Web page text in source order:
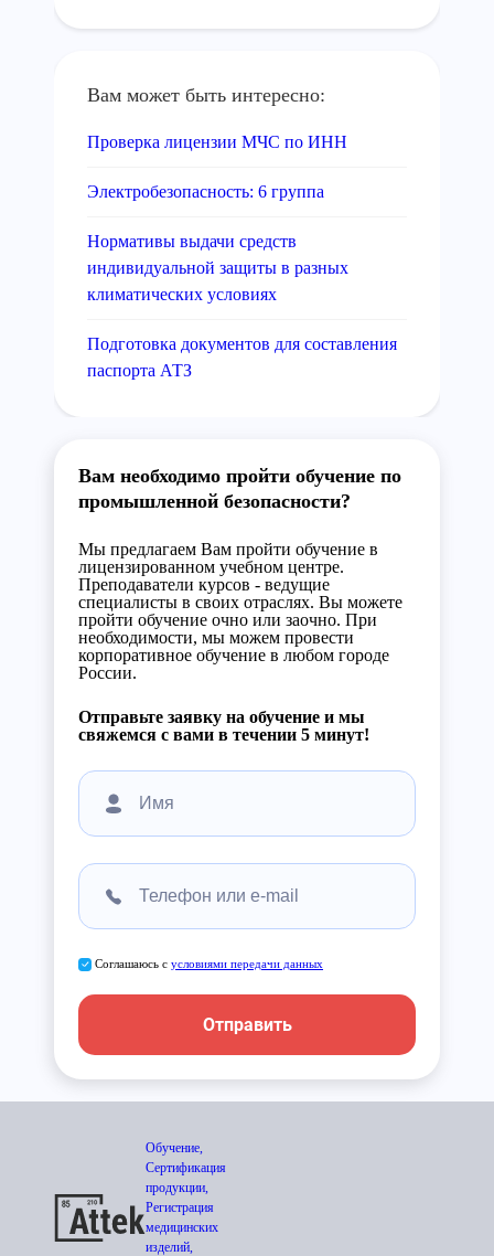
Вам может быть интересно:
Проверка лицензии МЧС по ИНН
Электробезопасность: 6 группа
Нормативы выдачи средств
индивидуальной защиты в разных
климатических условиях
Подготовка документов для составления
паспорта АТЗ
Вам необходимо пройти обучение по
промышленной безопасности?
Мы предлагаем Вам пройти обучение в
лицензированном учебном центре.
Преподаватели курсов - ведущие
специалисты в своих отраслях. Вы можете
пройти обучение очно или заочно. При
необходимости, мы можем провести
корпоративное обучение в любом городе
России.
Отправьте заявку на обучение и мы
свяжемся с вами в течении 5 минут!
Соглашаюсь с условиями передачи данных
Отправить
Обучение,
Сертификация
продукции,
Регистрация
медицинских
изделий,